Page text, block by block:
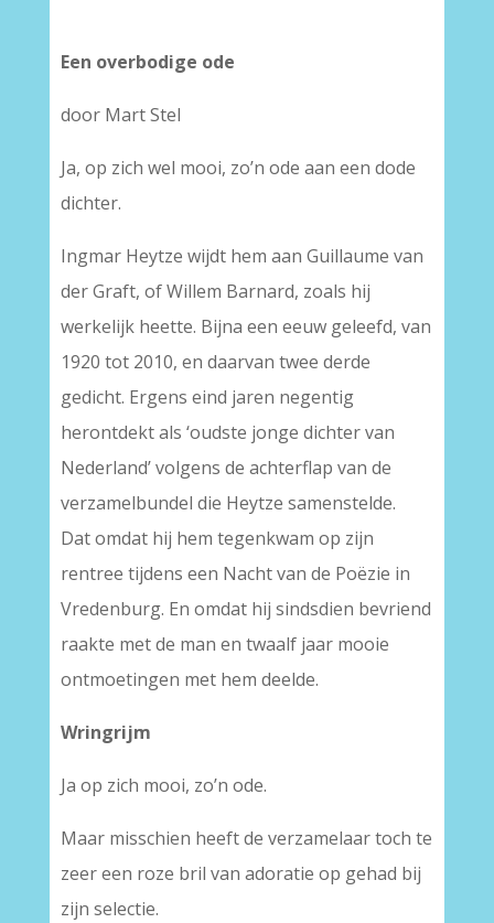
Een overbodige ode
door Mart Stel
Ja, op zich wel mooi, zo’n ode aan een dode
dichter.
Ingmar Heytze wijdt hem aan Guillaume van
der Graft, of Willem Barnard, zoals hij
werkelijk heette. Bijna een eeuw geleefd, van
1920 tot 2010, en daarvan twee derde
gedicht. Ergens eind jaren negentig
herontdekt als ‘oudste jonge dichter van
Nederland’ volgens de achterflap van de
verzamelbundel die Heytze samenstelde.
Dat omdat hij hem tegenkwam op zijn
rentree tijdens een Nacht van de Poëzie in
Vredenburg. En omdat hij sindsdien bevriend
raakte met de man en twaalf jaar mooie
ontmoetingen met hem deelde.
Wringrijm
Ja op zich mooi, zo’n ode.
Maar misschien heeft de verzamelaar toch te
zeer een roze bril van adoratie op gehad bij
zijn selectie.